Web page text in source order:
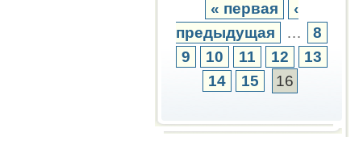
« первая
‹
предыдущая
…
8
9
10 11 12
13
14
15 16